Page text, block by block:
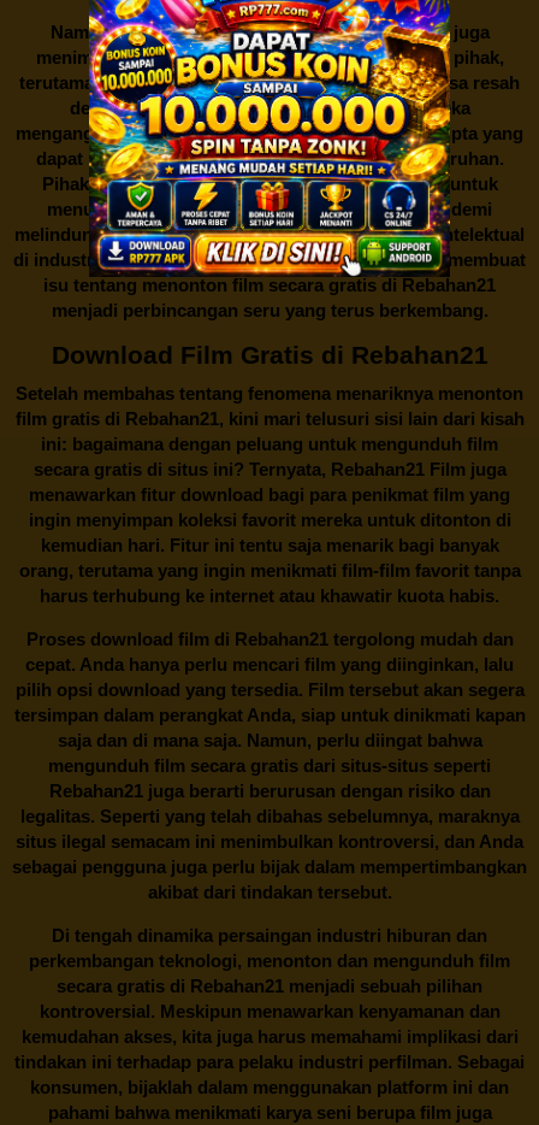
Namun, seperti halnya cerita manis,Rebahan21juga
menimbulkan kontroversi di industri film. Banyak pihak,
terutama produsen film dan pemilik hak cipta, merasa resah
dengan maraknya situs-situs seperti ini. Mereka
menganggapnya sebagai bentuk pelanggaran hak cipta yang
dapat merugikan industri perfilman secara keseluruhan.
Pihak berwenang pun turut terlibat dalam upaya untuk
menutup situs-situs ilegal semacam Rebahan21 demi
melindungi keberlangsungan bisnis dan kekayaan intelektual
di industri hiburan. Konflik kepentingan inilah yang membuat
isu tentang menonton film secara gratis di Rebahan21
menjadi perbincangan seru yang terus berkembang.
Download Film Gratis di Rebahan21
Setelah membahas tentang fenomena menariknya menonton
film gratis di Rebahan21, kini mari telusuri sisi lain dari kisah
ini: bagaimana dengan peluang untuk mengunduh film
secara gratis di situs ini? Ternyata, Rebahan21 Film juga
menawarkan fitur download bagi para penikmat film yang
ingin menyimpan koleksi favorit mereka untuk ditonton di
kemudian hari. Fitur ini tentu saja menarik bagi banyak
orang, terutama yang ingin menikmati film-film favorit tanpa
harus terhubung ke internet atau khawatir kuota habis.
Proses download film di Rebahan21tergolong mudah dan
cepat. Anda hanya perlu mencari film yang diinginkan, lalu
pilih opsi download yang tersedia. Film tersebut akan segera
tersimpan dalam perangkat Anda, siap untuk dinikmati kapan
saja dan di mana saja. Namun, perlu diingat bahwa
mengunduh film secara gratis dari situs-situs seperti
Rebahan21 juga berarti berurusan dengan risiko dan
legalitas. Seperti yang telah dibahas sebelumnya, maraknya
situs ilegal semacam ini menimbulkan kontroversi, dan Anda
sebagai pengguna juga perlu bijak dalam mempertimbangkan
akibat dari tindakan tersebut.
Di tengah dinamika persaingan industri hiburan dan
perkembangan teknologi, menonton dan mengunduh film
secara gratis di Rebahan21 menjadi sebuah pilihan
kontroversial. Meskipun menawarkan kenyamanan dan
kemudahan akses, kita juga harus memahami implikasi dari
tindakan ini terhadap para pelaku industri perfilman. Sebagai
konsumen, bijaklah dalam menggunakan platform ini dan
pahami bahwa menikmati karya seni berupa film juga